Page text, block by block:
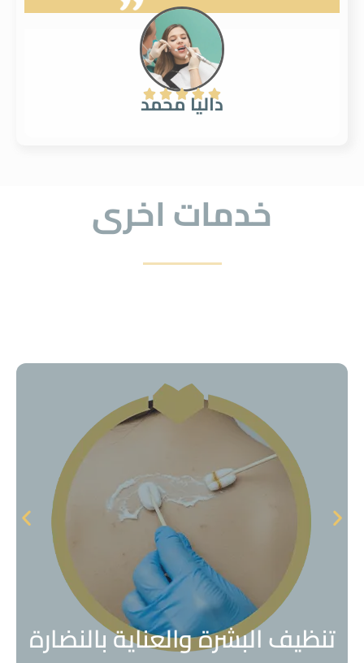





داليا محمد
خدمات اخرى
تنظيف البشرة والعناية بالنضارة
تنظيف البشرة والعناية بالنضارة
عيادة تنظيف البشرة والعناية بالنضارة جدة السعودية هي
وجهتك المثالية للحصول على بشرة صحية ومشرقة، حيث تبدأ
صحة البشرة من